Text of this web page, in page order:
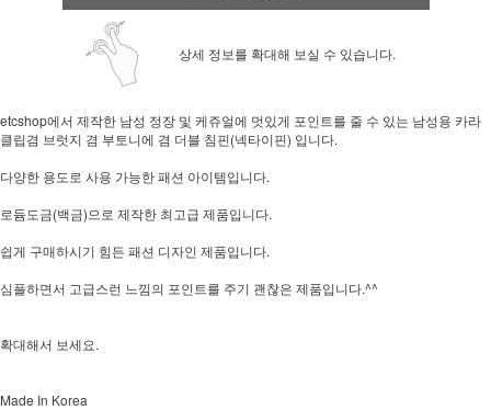
상세 정보를 확대해 보실 수 있습니다.
etcshop에서 제작한 남성 정장 및 케쥬얼에 멋있게 포인트를 줄 수 있는 남성용 카라
클립겸 브럿지 겸 부토니에 겸 더블 침핀(넥타이핀) 입니다.
다양한 용도로 사용 가능한 패션 아이템입니다.
로듐도금(백금)으로 제작한 최고급 제품입니다.
쉽게 구매하시기 힘든 패션 디자인 제품입니다.
심플하면서 고급스런 느낌의 포인트를 주기 괜찮은 제품입니다.^^
확대해서 보세요.
Made In Korea